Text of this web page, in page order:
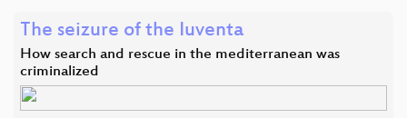
The seizure of the Iuventa
How search and rescue in the mediterranean was
criminalized